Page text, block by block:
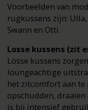
Voorbeelden van
rugkussens zijn: Ulla,
Swann en Otti.
Losse kussens (zit
Losse kussens
loungeachtige
het zitcomfort aan te
opschudden,
is bij intensief